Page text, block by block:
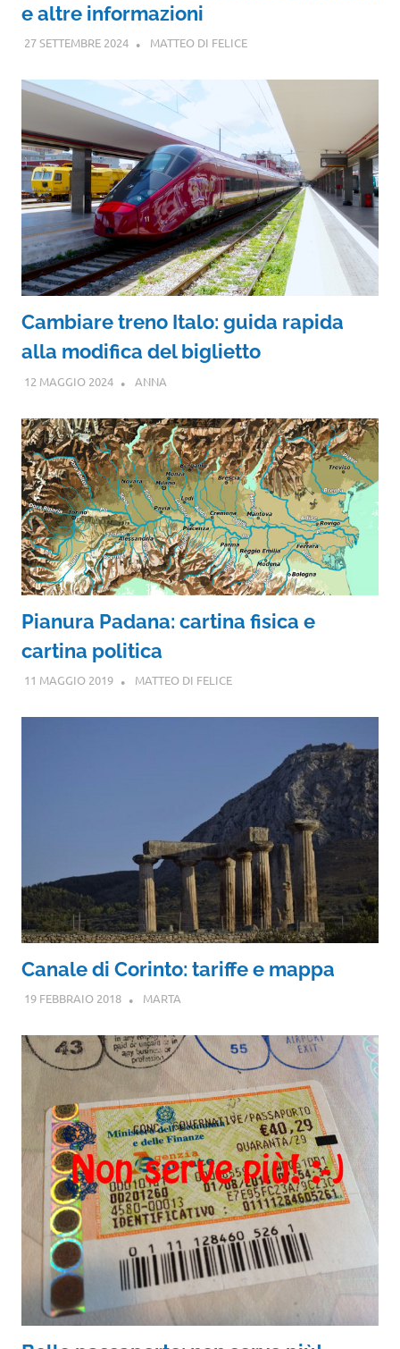
e altre informazioni
27 SETTEMBRE 2024 MATTEO DI FELICE
Cambiare treno Italo: guida rapida
alla modifica del biglietto
12 MAGGIO 2024 ANNA
Pianura Padana: cartina fisica e
cartina politica
11 MAGGIO 2019 MATTEO DI FELICE
Canale di Corinto: tariffe e mappa
19 FEBBRAIO 2018 MARTA